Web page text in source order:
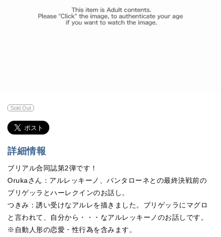
Sold Out
詳細情報
ブリアル合同誌第2弾です！
Orukaさん：アルレッキーノ、パンタローネとの最終決戦前の
ブリゲッラとハーレクインのお話し。
つきみ：誘い受けなアルレを描きました。ブリゲッラにマグロ
と言われて、自分から・・・なアルレッキーノのお話しです。
※自動人形の恋愛・性行為を含みます。